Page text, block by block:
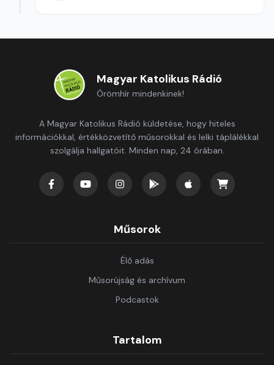
Magyar Katolikus Rádió
Örömhír mindenkinek!
A Magyar Katolikus Rádió küldetése, hogy hiteles
információkkal, értékközvetítő műsorokkal és lelki táplálékkal
szolgálja hallgatóit. Minden nap, 24 órában.
Műsorok
Élő adás
Műsorújság és archívum
Podcastok
Tartalom